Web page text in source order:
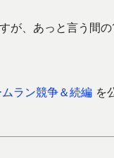
、あっと言う間の
ラン競争＆続編 を